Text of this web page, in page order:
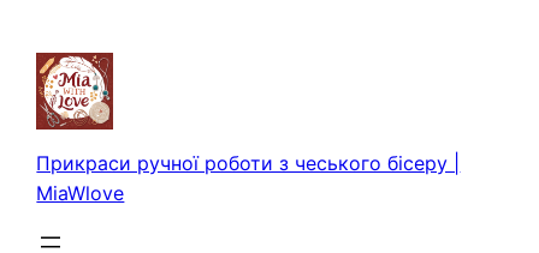
вмісту
Прикраси ручної роботи з чеського бісеру |
MiaWlove